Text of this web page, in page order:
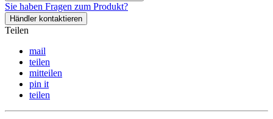
Sie haben Fragen zum Produkt?
Händler kontaktieren
Teilen
mail
teilen
mitteilen
pin it
teilen